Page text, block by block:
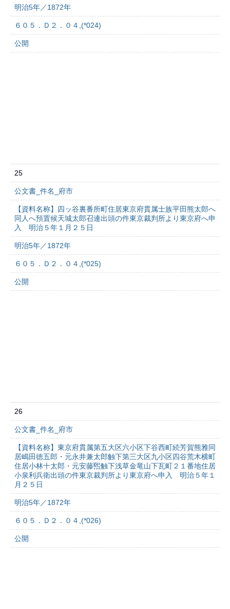
明治5年／1872年
６０５．Ｄ２．０４,(*024)
公開
25
公文書_件名_府市
【資料名称】四ッ谷裏番所町住居東京府貫属士族平田熊太郎へ
同人へ預置候天城太郎召連出頭の件東京裁判所より東京府へ申
入 明治５年１月２５日
明治5年／1872年
６０５．Ｄ２．０４,(*025)
公開
26
公文書_件名_府市
【資料名称】東京府貫属第五大区六小区下谷西町続芳賀熊雅同
居嶋田徳五郎・元永井兼太郎触下第三大区九小区四谷荒木横町
住居小林十太郎・元安藤煕触下浅草金竜山下瓦町２１番地住居
小泉利兵衛出頭の件東京裁判所より東京府へ申入 明治５年１
月２５日
明治5年／1872年
６０５．Ｄ２．０４,(*026)
公開